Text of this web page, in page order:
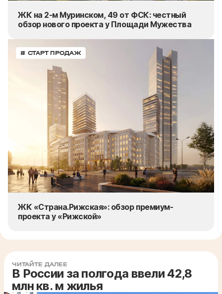
ЖК на 2-м Муринском, 49 от ФСК: честный
обзор нового проекта у Площади Мужества
# СТАРТ ПРОДАЖ
ЖК «Страна.Рижская»: обзор премиум-
проекта у «Рижской»
ЧИТАЙТЕ ДАЛЕЕ
В России за полгода ввели 42,8
млн кв. м жилья